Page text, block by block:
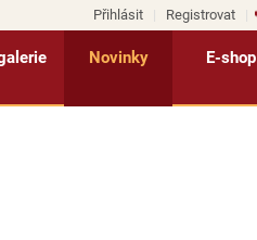
Přihlásit Registrovat
Novinky E-shop